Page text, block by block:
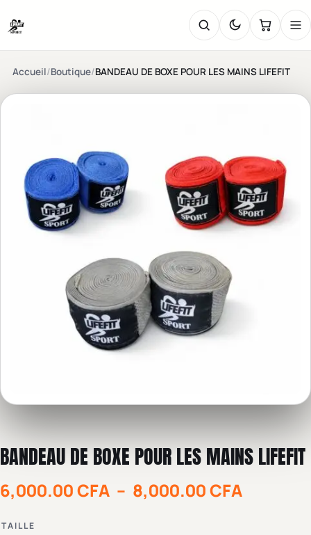
Accueil/Boutique/BANDEAU DE BOXE POUR LES MAINS LIFEFIT
BANDEAU DE BOXE POUR LES MAINS LIFEFIT
6,000.00CFA – 8,000.00CFA
TAILLE